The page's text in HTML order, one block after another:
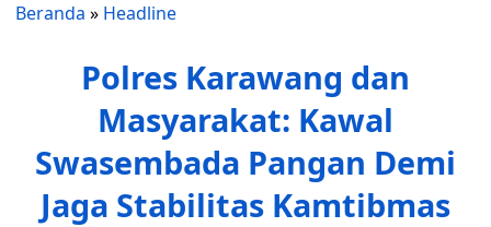
Beranda » Headline
Polres Karawang dan
Masyarakat: Kawal
Swasembada Pangan Demi
Jaga Stabilitas Kamtibmas